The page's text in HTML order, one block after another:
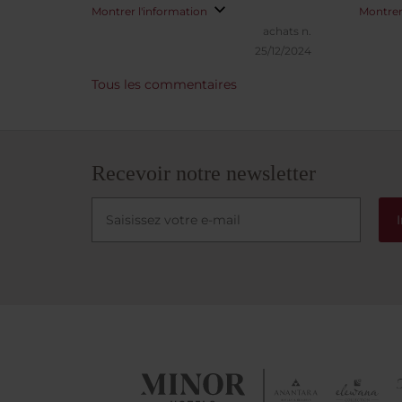
relativement trop sèches) ... la salle
de bain est à rénover, pas moyen
de prnedre une douche sans
Montrer l'information
achats n.
25/12/2024
Tous les commentaires
Recevoir notre newsletter